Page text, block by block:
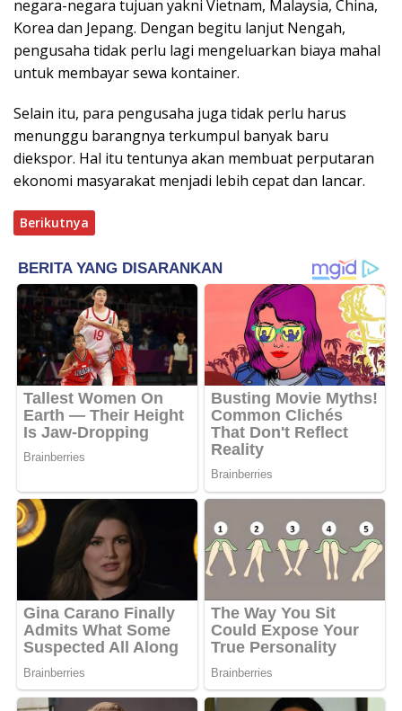
negara-negara tujuan yakni Vietnam, Malaysia, China,
Korea dan Jepang. Dengan begitu lanjut Nengah,
pengusaha tidak perlu lagi mengeluarkan biaya mahal
untuk membayar sewa kontainer.
Selain itu, para pengusaha juga tidak perlu harus
menunggu barangnya terkumpul banyak baru
diekspor. Hal itu tentunya akan membuat perputaran
ekonomi masyarakat menjadi lebih cepat dan lancar.
Berikutnya